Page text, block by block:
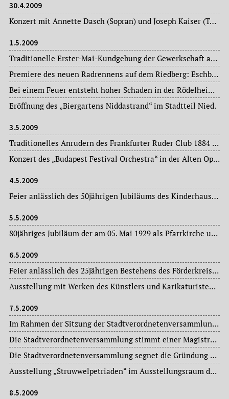
30.4.2009
Konzert mit Annette Dasch (Sopran) und Joseph Kaiser (Tenor) in der Alten Oper.
1.5.2009
Traditionelle Erster-Mai-Kundgebung der Gewerkschaft auf dem Römerberg: Protest gegen die Maßlosigkeit der Finanzwelt.
Premiere des neuen Radrennens auf dem Riedberg: Eschborn-Frankfurt-City-Loop, das den Radklassiker Rund um den Henninger Turm ersetzt. Sieger ist der deutsche Radprofi Fabian Wegmann.
Bei einem Feuer entsteht hoher Schaden in der Rödelheimer Stadtbibliothek.
Eröffnung des „Biergartens Niddastrand“ im Stadtteil Nied.
3.5.2009
Traditionelles Anrudern des Frankfurter Ruder Club 1884 (RC 84) im Rahmen seines 125jährigen Jubiläums.
Konzert des „Budapest Festival Orchestra“ in der Alten Oper.
4.5.2009
Feier anlässlich des 50jährigen Jubiläums des Kinderhauses Frank im Stadtteil Sossenheim.
5.5.2009
80jähriges Jubiläum der am 05. Mai 1929 als Pfarrkirche und Mahnmal geweihten Frauenfriedenskirche im Stadtteil Bockenheim. Hierzu findet vom 12.-16. Mai d. J. eine Festwoche statt.
6.5.2009
Feier anlässlich des 25jährigen Bestehens des Förderkreises „Orgel und Orgelmusik an St. Nikolaus“ in der St. Nikolauskirche im Stadtteil Bergen-Enkheim.
Ausstellung mit Werken des Künstlers und Karikaturisten Hans Traxler in der „Caricatura“ – aus Anlass von dessen 80. Geburtstag.
7.5.2009
Im Rahmen der Sitzung der Stadtverordnetenversammlung wird der 40jährige Markus Frank, bisher Fraktionschef der CDU, zum neuen Dezernent für Wirtschaft, Personal und Sport gewählt.
Die Stadtverordnetenversammlung stimmt einer Magistratsvorlage zu, die die offizielle Gründung des Gymnasiums Riedberg zum 01. August d. J. vorsieht.
Die Stadtverordnetenversammlung segnet die Gründung einer zweiten Grundschule auf dem Riedberg 2011 ab.
Ausstellung „Struwwelpetriaden“ im Ausstellungsraum der Universitätsbibliothek, B-Ebene, Bockenheimer Warte – anlässlich des 200. Geburtstages des Frankfurter Arztes, Psychiaters, Zeichners und Dichters Heinrich Hoffmann (1809-1894) am 13. Juni.
8.5.2009